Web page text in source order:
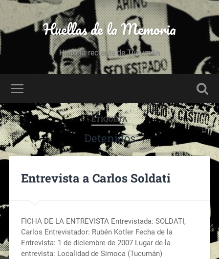
Huellas de la Memoria
Historia reciente de Tucumán
ETIQUETA
Detenidos
Entrevista a Carlos Soldati
FICHA DE LA ENTREVISTA Entrevistada: SOLDATI,
Carlos Entrevistador: Rubén Kotler Fecha de la
Entrevista: 1 de diciembre de 2007 Lugar de la
entrevista: Localidad de Simoca (Tucumán)